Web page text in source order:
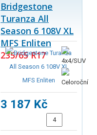
Bridgestone
Turanza All
Season 6 108V XL
MFS Enliten
235/65 R17
3 187 Kč